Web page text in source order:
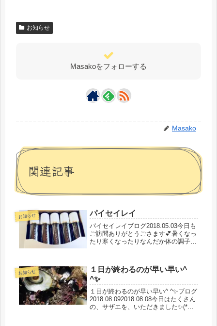
お知らせ
Masakoをフォローする
Masako
関連記事
お知らせ パイセイレイ
パイセイレイブログ2018.05.03今日も
ご訪問ありがとうごさます💕暑くなっ
たり寒くなったりなんだか体の調子
ご紹介パイ精霊！！！パイセイレイで
した高麗人参入り私は数滴飲ん...
お知らせ
１日が終わるのが早い早い^
^✨
１日が終わるのが早い早い^ ^✨ブログ
2018.08.092018.08.08今日はたくさん
の、サザエを、いただきました✨(*